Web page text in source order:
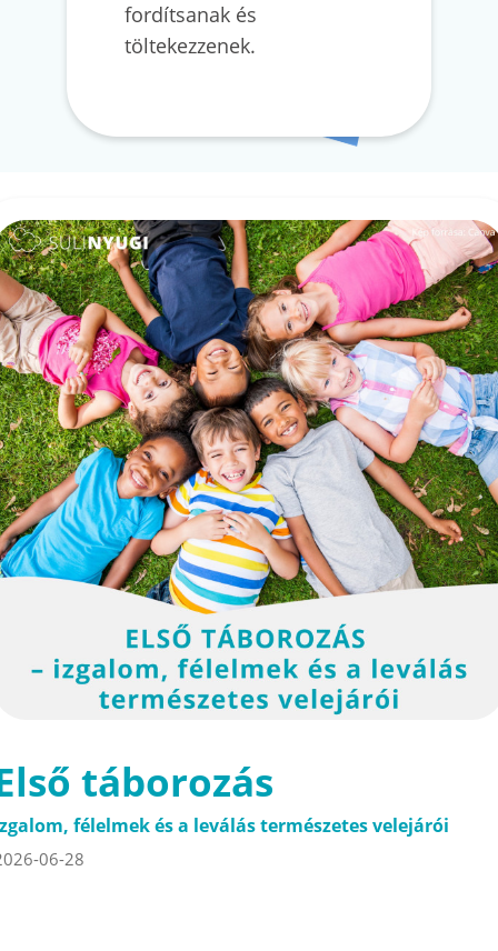
fordítsanak és
töltekezzenek.
táborozás
félelmek és a leválás természetes velejárói
06-28